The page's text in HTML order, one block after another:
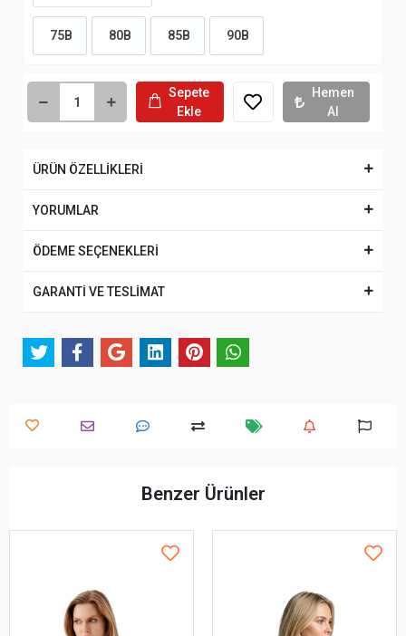
75B 80B 85B 90B
Sepete
Ekle
Hemen
Al
ÜRÜN ÖZELLİKLERİ
YORUMLAR
ÖDEME SEÇENEKLERİ
GARANTİ VE TESLİMAT
Benzer Ürünler